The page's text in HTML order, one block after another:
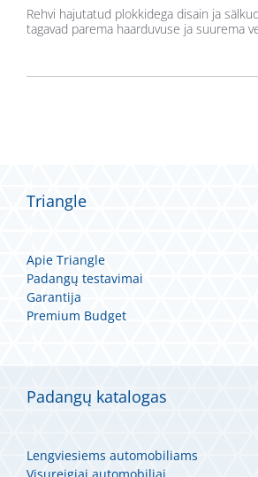
Rehvi hajutatud plokkidega disain ja
tagavad parema haarduvuse ja suurema
Triangle
Apie Triangle
Padangų testavimai
Garantija
Premium Budget
Padangų katalogas
Lengviesiems automobiliams